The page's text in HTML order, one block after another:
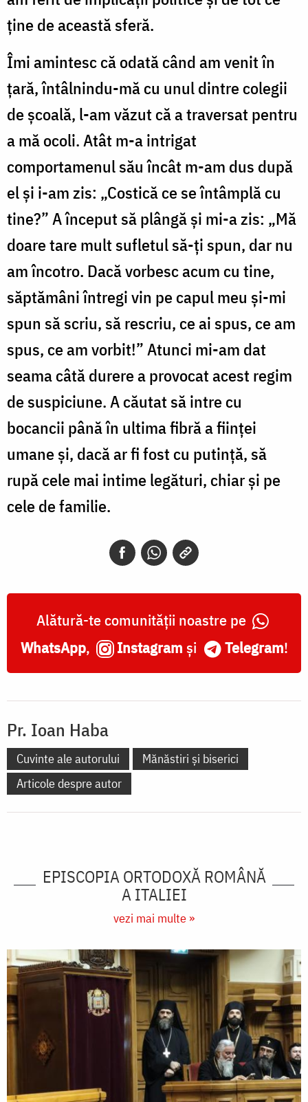
ține de această sferă.
Îmi amintesc că odată când am venit în
țară, întâlnindu-mă cu unul dintre colegii
de școală, l-am văzut că a traversat pentru
a mă ocoli. Atât m-a intrigat
comportamenul său încât m-am dus după
el și i-am zis: „Costică ce se întâmplă cu
tine?” A început să plângă și mi-a zis: „Mă
doare tare mult sufletul să-ți spun, dar nu
am încotro. Dacă vorbesc acum cu tine,
săptămâni întregi vin pe capul meu și-mi
spun să scriu, să rescriu, ce ai spus, ce am
spus, ce am vorbit!” Atunci mi-am dat
seama câtă durere a provocat acest regim
de suspiciune. A căutat să intre cu
bocancii până în ultima fibră a ființei
umane și, dacă ar fi fost cu putință, să
rupă cele mai intime legături, chiar și pe
cele de familie.
Alătură-te comunității noastre pe
WhatsApp, Instagram și Telegram!
Pr. Ioan Haba
Cuvinte ale autorului
Mănăstiri și biserici
Articole despre autor
EPISCOPIA ORTODOXĂ ROMÂNĂ
A ITALIEI
vezi mai multe »